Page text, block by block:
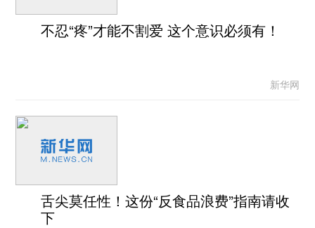
不忍“疼”才能不割爱 这个意识必须有！
新华网
舌尖莫任性！这份“反食品浪费”指南请收
下